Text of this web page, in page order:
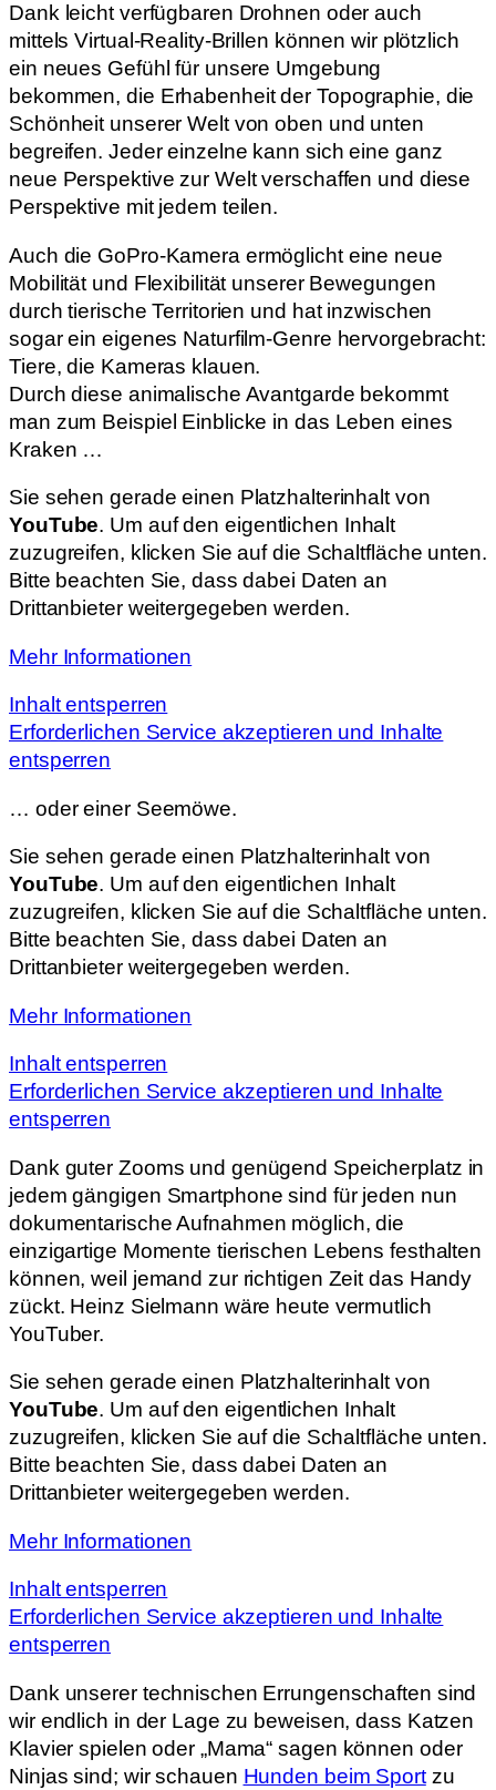
Dank leicht verfügbaren Drohnen oder auch
mittels Virtual-Reality-Brillen können wir plötzlich
ein neues Gefühl für unsere Umgebung
bekommen, die Erhabenheit der Topographie, die
Schönheit unserer Welt von oben und unten
begreifen. Jeder einzelne kann sich eine ganz
neue Perspektive zur Welt verschaffen und diese
Perspektive mit jedem teilen.
Auch die GoPro-Kamera ermöglicht eine neue
Mobilität und Flexibilität unserer Bewegungen
durch tierische Territorien und hat inzwischen
sogar ein eigenes Naturfilm-Genre hervorgebracht:
Tiere, die Kameras klauen.
Durch diese animalische Avantgarde bekommt
man zum Beispiel Einblicke in das Leben eines
Kraken …
Sie sehen gerade einen Platzhalterinhalt von
YouTube. Um auf den eigentlichen Inhalt
zuzugreifen, klicken Sie auf die Schaltfläche unten.
Bitte beachten Sie, dass dabei Daten an
Drittanbieter weitergegeben werden.
Mehr Informationen
Inhalt entsperren
Erforderlichen Service akzeptieren und Inhalte
entsperren
… oder einer Seemöwe.
Sie sehen gerade einen Platzhalterinhalt von
YouTube. Um auf den eigentlichen Inhalt
zuzugreifen, klicken Sie auf die Schaltfläche unten.
Bitte beachten Sie, dass dabei Daten an
Drittanbieter weitergegeben werden.
Mehr Informationen
Inhalt entsperren
Erforderlichen Service akzeptieren und Inhalte
entsperren
Dank guter Zooms und genügend Speicherplatz in
jedem gängigen Smartphone sind für jeden nun
dokumentarische Aufnahmen möglich, die
einzigartige Momente tierischen Lebens festhalten
können, weil jemand zur richtigen Zeit das Handy
zückt. Heinz Sielmann wäre heute vermutlich
YouTuber.
Sie sehen gerade einen Platzhalterinhalt von
YouTube. Um auf den eigentlichen Inhalt
zuzugreifen, klicken Sie auf die Schaltfläche unten.
Bitte beachten Sie, dass dabei Daten an
Drittanbieter weitergegeben werden.
Mehr Informationen
Inhalt entsperren
Erforderlichen Service akzeptieren und Inhalte
entsperren
Dank unserer technischen Errungenschaften sind
wir endlich in der Lage zu beweisen, dass Katzen
Klavier spielen oder „Mama“ sagen können oder
Ninjas sind; wir schauen Hunden beim Sportzu